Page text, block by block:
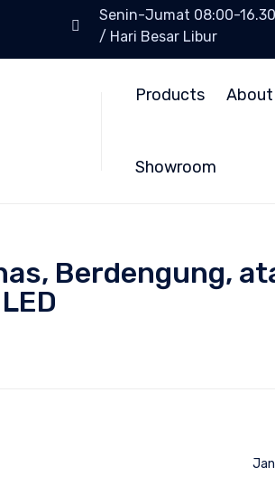
Senin-Jumat 08:00-
/ Hari Besar Libur
Products About
Showroom
Berdengung,